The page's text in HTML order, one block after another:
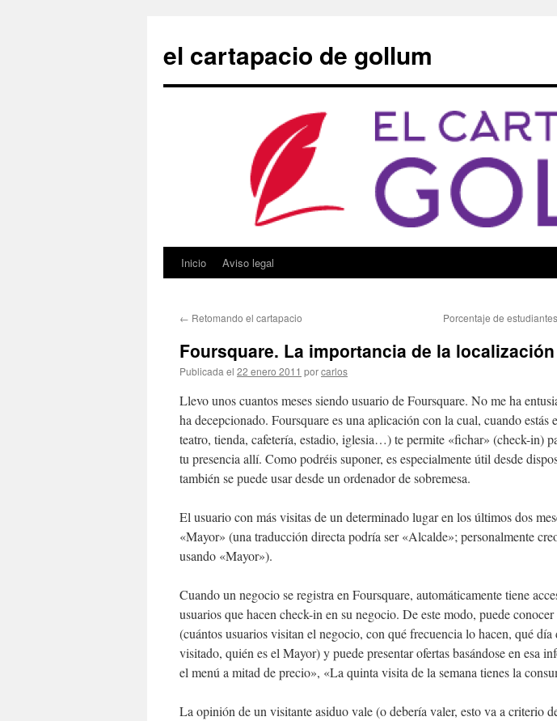
contenido
el cartapacio de gollum
Inicio Aviso legal
← Retomando el cartapacio Porcentaje de
Foursquare. La importancia de la localización
Publicada el 22 enero 2011 porcarlos
Llevo unos cuantos meses siendo usuario de Foursquare. No me ha
ha decepcionado. Foursquare es una aplicación con la cual, cuando
teatro, tienda, cafetería, estadio, iglesia…) te permite «fichar» (check-in)
tu presencia allí. Como podréis suponer, es especialmente útil desde
también se puede usar desde un ordenador de sobremesa.
El usuario con más visitas de un determinado lugar en los últimos dos
«Mayor» (una traducción directa podría ser «Alcalde»; personalmente
usando «Mayor»).
Cuando un negocio se registra en Foursquare, automáticamente tiene
usuarios que hacen check-in en su negocio. De este modo, puede
(cuántos usuarios visitan el negocio, con qué frecuencia lo hacen, qué día
visitado, quién es el Mayor) y puede presentar ofertas basándose en esa
el menú a mitad de precio», «La quinta visita de la semana tienes la
La opinión de un visitante asiduo vale (o debería valer, esto va a criterio